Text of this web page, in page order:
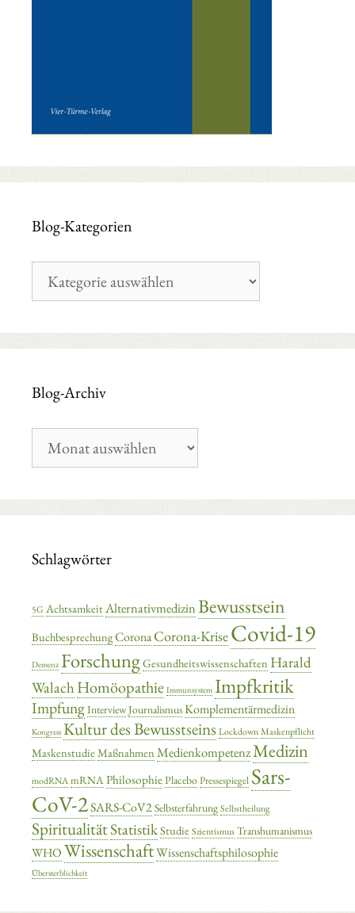
Blog-Kategorien
Kategorien
Blog-Archiv
Archiv
Schlagwörter
5G AchtsamkeitAlternativmedizinBewusstsein
BuchbesprechungCoronaCorona-KriseCovid-19
Demenz ForschungGesundheitswissenschaften Harald
Walach Homöopathie Immunsystem Impfkritik
ImpfungInterviewJournalismusKomplementärmedizin
Kongress Kultur des Bewusstseins LockdownMaskenpflicht
MaskenstudieMaßnahmen MedienkompetenzMedizin
modRNAmRNAPhilosophiePlaceboPressespiegel Sars-
CoV-2SARS-CoV2SelbsterfahrungSelbstheilung
SpiritualitätStatistikStudieSzientismusTranshumanismus
WHO WissenschaftWissenschaftsphilosophie
Übersterblichkeit